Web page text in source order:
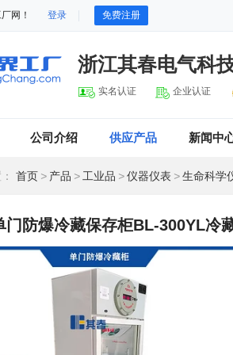
网！ 登录 免费注册
浙江其春电气科
实名认证 企业认证
公司介绍 供应产品 新闻中
首页 > 产品 > 工业品 >仪器仪表 >生命科学
门防爆冷藏保存柜BL-300YL冷